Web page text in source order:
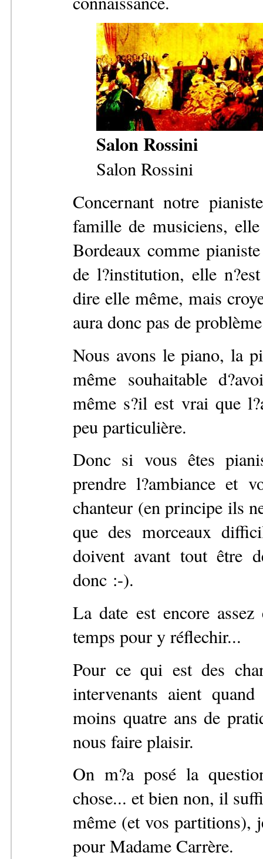
Salon Rossini
Salon Rossini
Concernant notre
famille de musiciens,
Bordeaux comme
de l?institution, elle
dire elle même, mais
aura donc pas de
Nous avons le piano, la
même souhaitable
même s?il est vrai que
peu particulière.
Donc si vous êtes
prendre l?ambiance et
chanteur (en principe ils
que des morceaux
doivent avant tout être
donc :-).
La date est encore
temps pour y réflechir...
Pour ce qui est des
intervenants aient
moins quatre ans de
nous faire plaisir.
On m?a posé la
chose... et bien non, il
même (et vos partitions),
pour Madame Carrère.